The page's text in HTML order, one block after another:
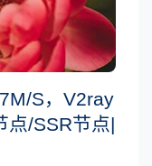
S，V2ray
点/SSR节点|